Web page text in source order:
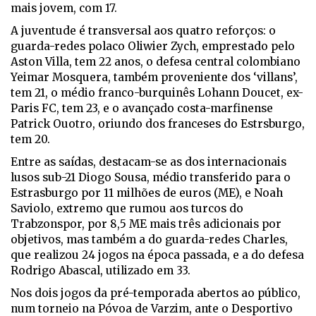
mais jovem, com 17.
A juventude é transversal aos quatro reforços: o
guarda-redes polaco Oliwier Zych, emprestado pelo
Aston Villa, tem 22 anos, o defesa central colombiano
Yeimar Mosquera, também proveniente dos ‘villans’,
tem 21, o médio franco-burquinês Lohann Doucet, ex-
Paris FC, tem 23, e o avançado costa-marfinense
Patrick Ouotro, oriundo dos franceses do Estrsburgo,
tem 20.
Entre as saídas, destacam-se as dos internacionais
lusos sub-21 Diogo Sousa, médio transferido para o
Estrasburgo por 11 milhões de euros (ME), e Noah
Saviolo, extremo que rumou aos turcos do
Trabzonspor, por 8,5 ME mais três adicionais por
objetivos, mas também a do guarda-redes Charles,
que realizou 24 jogos na época passada, e a do defesa
Rodrigo Abascal, utilizado em 33.
Nos dois jogos da pré-temporada abertos ao público,
num torneio na Póvoa de Varzim, ante o Desportivo